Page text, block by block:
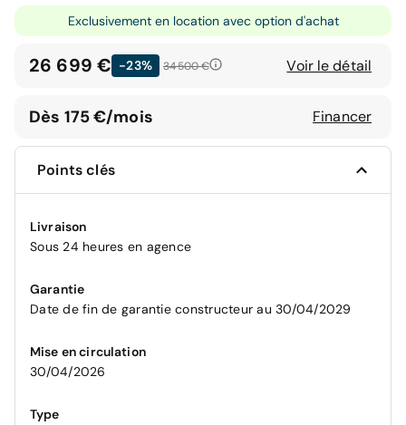
Exclusivement en location avec option d'achat
26 699 € -23% 34 500 € Voir le détail
Dès 175 €/mois Financer
Points clés
Livraison
Sous 24 heures en agence
Garantie
Date de fin de garantie constructeur au 30/04/2029
Mise en circulation
30/04/2026
Type